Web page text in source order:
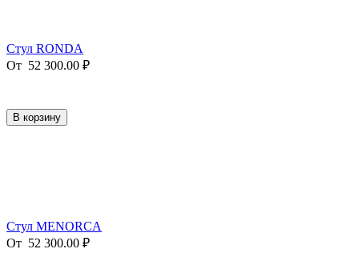
Стул RONDA
От 52 300.00 ₽
В корзину
Стул MENORCA
От 52 300.00 ₽